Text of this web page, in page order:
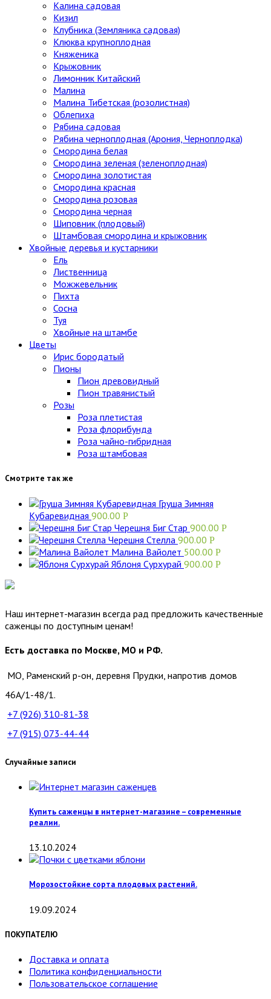
Калина садовая
Кизил
Клубника (Земляника садовая)
Клюква крупноплодная
Княженика
Крыжовник
Лимонник Китайский
Малина
Малина Тибетская (розолистная)
Облепиха
Рябина садовая
Рябина черноплодная (Арония, Черноплодка)
Смородина белая
Смородина зеленая (зеленоплодная)
Смородина золотистая
Смородина красная
Смородина розовая
Смородина черная
Шиповник (плодовый)
Штамбовая смородина и крыжовник
Хвойные деревья и кустарники
Ель
Лиственница
Можжевельник
Пихта
Сосна
Туя
Хвойные на штамбе
Цветы
Ирис бородатый
Пионы
Пион древовидный
Пион травянистый
Розы
Роза плетистая
Роза флорибунда
Роза чайно-гибридная
Роза штамбовая
Смотрите так же
Груша Зимняя
Кубаревидная 900.00 Р
Черешня Биг Стар 900.00 Р
Черешня Стелла 900.00 Р
Малина Вайолет 500.00 Р
Яблоня Сурхурай 900.00 Р
Наш интернет-магазин всегда рад предложить качественные
саженцы по доступным ценам!
Есть доставка по Москве, МО и РФ.
МО, Раменский р-он, деревня Прудки, напротив домов
46А/1-48/1.
+7 (926) 310-81-38
+7 (915) 073-44-44
Случайные записи
Купить саженцы в интернет-магазине – современные
реалии.
13.10.2024
Морозостойкие сорта плодовых растений.
19.09.2024
ПОКУПАТЕЛЮ
Доставка и оплата
Политика конфиденциальности
Пользовательское соглашение